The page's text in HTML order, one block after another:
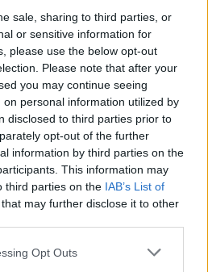
sale, sharing to third parties, or
or sensitive information for
please use the below opt-out
Please note that after your
you may continue seeing
personal information utilized by
disclosed to third parties prior to
opt-out of the further
information by third parties on the
This information may
third parties on the IAB’s List of
that may further disclose it to other
app uses one or more Google
Opt Outs
támadások után
hogy addig fog
a Trump-kormányzatra,
„ketyegő
nem toloncolják, és
egy jól
közösség képes
támadásokat.
alapítottaZe’ev
zsidó önvédelem és a